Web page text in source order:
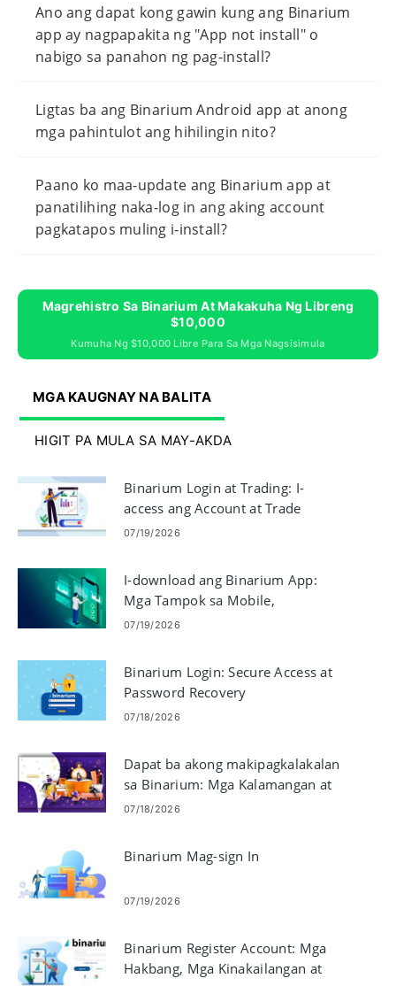
Ano ang dapat kong gawin kung ang Binarium
app ay nagpapakita ng "App not install" o
nabigo sa panahon ng pag-install?
Ligtas ba ang Binarium Android app at anong
mga pahintulot ang hihilingin nito?
Paano ko maa-update ang Binarium app at
panatilihing naka-log in ang aking account
pagkatapos muling i-install?
Magrehistro Sa Binarium At Makakuha Ng Libreng
$10,000
Kumuha Ng $10,000 Libre Para Sa Mga Nagsisimula
MGA KAUGNAY NA BALITA
HIGIT PA MULA SA MAY-AKDA
Binarium Login at Trading: I-
access ang Account at Trade
Binary Options
07/19/2026
I-download ang Binarium App:
Mga Tampok sa Mobile,
Pagkatugma at Mga Benepisyo
07/19/2026
Binarium Login: Secure Access at
Password Recovery
07/18/2026
Dapat ba akong makipagkalakalan
sa Binarium: Mga Kalamangan at
Pagsasaalang-alang
07/18/2026
Binarium Mag-sign In
07/19/2026
Binarium Register Account: Mga
Hakbang, Mga Kinakailangan at